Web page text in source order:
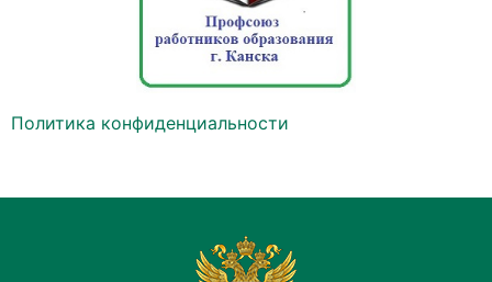
Политика конфиденциальности